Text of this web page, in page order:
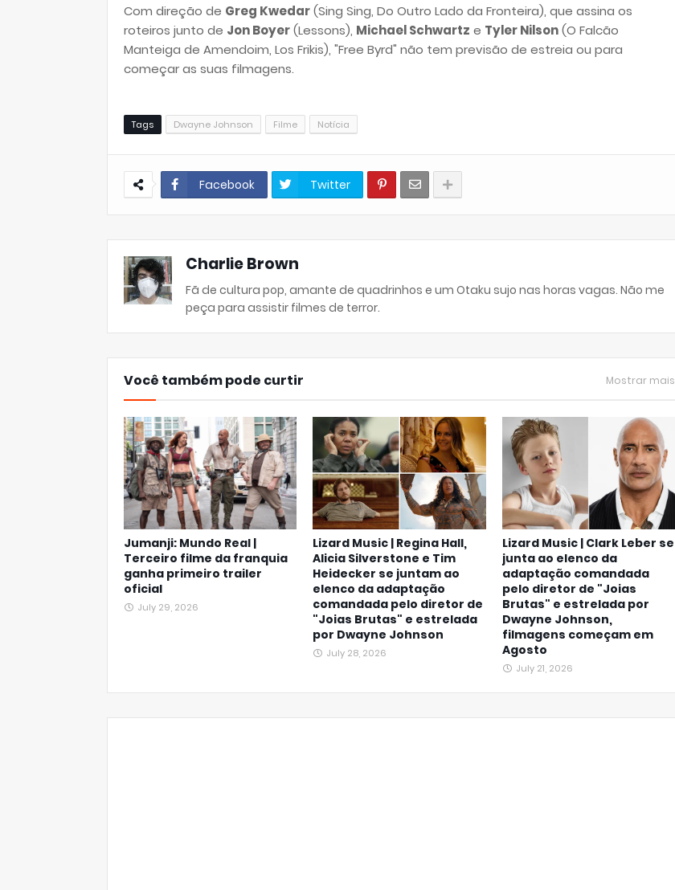
Com direção de Greg Kwedar(Sing Sing, Do Outro Lado da Fronteira), que assina os
roteiros junto de Jon Boyer(Lessons), Michael Schwartz e Tyler Nilson(O Falcão
Manteiga de Amendoim, Los Frikis), "Free Byrd" não tem previsão de estreia ou para
começar as suas filmagens.
Tags Dwayne Johnson Filme Notícia
Facebook Twitter
Charlie Brown
Fã de cultura pop, amante de quadrinhos e um Otaku sujo nas horas vagas. Não me
peça para assistir filmes de terror.
Você também pode curtir Mostrar mais
Jumanji: Mundo Real |
Terceiro filme da franquia
ganha primeiro trailer
oficial
July 29, 2026
Lizard Music | Regina Hall,
Alicia Silverstone e Tim
Heidecker se juntam ao
elenco da adaptação
comandada pelo diretor de
"Joias Brutas" e estrelada
por Dwayne Johnson
July 28, 2026
Lizard Music | Clark Leber se
junta ao elenco da
adaptação comandada
pelo diretor de "Joias
Brutas" e estrelada por
Dwayne Johnson,
filmagens começam em
Agosto
July 21, 2026